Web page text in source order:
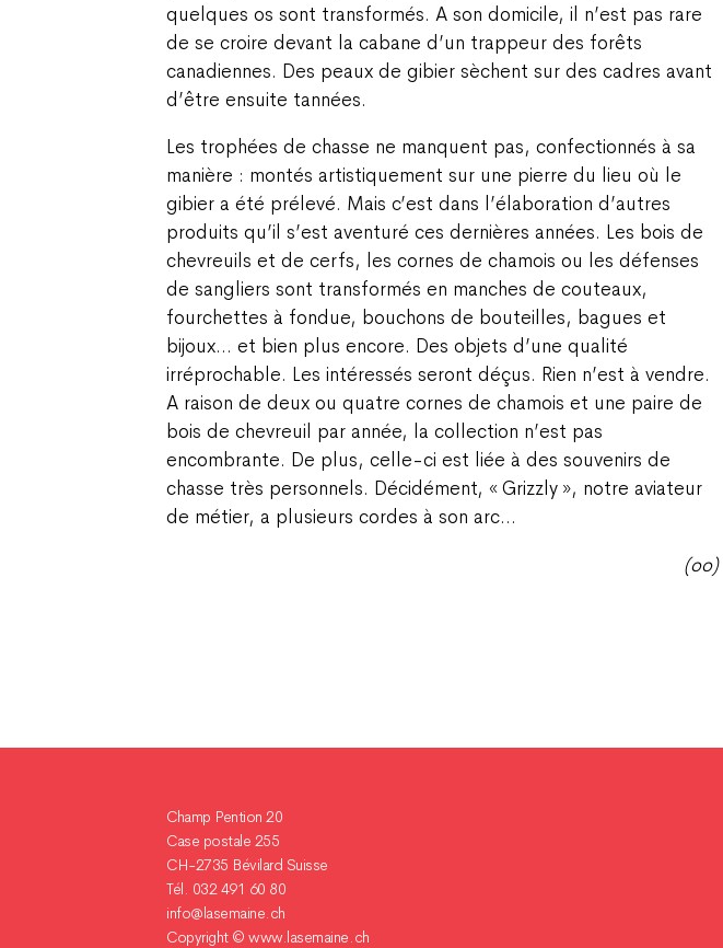
quelques os sont transformés. A son domicile, il n’est pas rare
de se croire devant la cabane d’un trappeur des forêts
canadiennes. Des peaux de gibier sèchent sur des cadres avant
d’être ensuite tannées.
Les trophées de chasse ne manquent pas, confectionnés à sa
manière : montés artistiquement sur une pierre du lieu où le
gibier a été prélevé. Mais c’est dans l’élaboration d’autres
produits qu’il s’est aventuré ces dernières années. Les bois de
chevreuils et de cerfs, les cornes de chamois ou les défenses
de sangliers sont transformés en manches de couteaux,
fourchettes à fondue, bouchons de bouteilles, bagues et
bijoux… et bien plus encore. Des objets d’une qualité
irréprochable. Les intéressés seront déçus. Rien n’est à vendre.
A raison de deux ou quatre cornes de chamois et une paire de
bois de chevreuil par année, la collection n’est pas
encombrante. De plus, celle-ci est liée à des souvenirs de
chasse très personnels. Décidément, « Grizzly », notre aviateur
de métier, a plusieurs cordes à son arc…
(oo)
Champ Pention 20
Case postale 255
CH-2735 Bévilard Suisse
Tél. 032 491 60 80
info@lasemaine.ch
Copyright ©www.lasemaine.ch